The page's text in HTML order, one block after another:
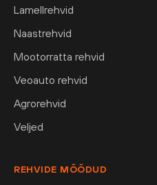
Lamellrehvid
Naastrehvid
Mootorratta rehvid
Veoauto rehvid
Agrorehvid
Veljed
REHVIDE MÕÕDUD